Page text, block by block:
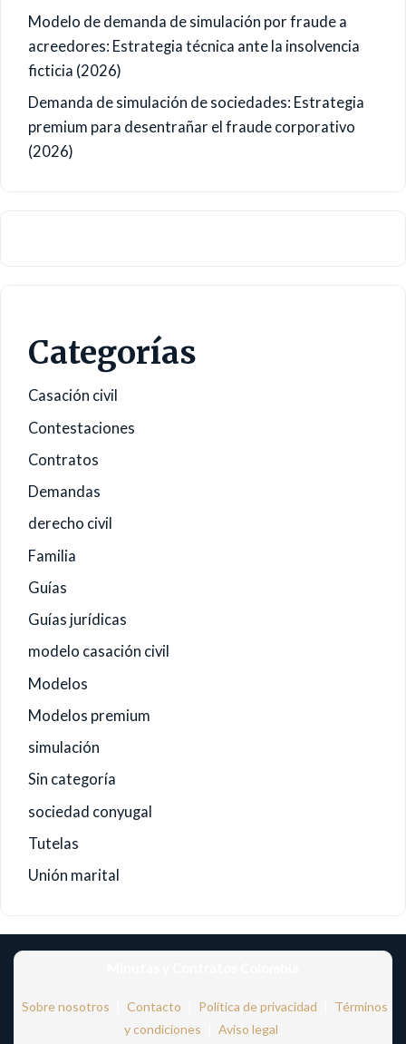
Modelo de demanda de simulación por fraude a
acreedores: Estrategia técnica ante la insolvencia
ficticia (2026)
Demanda de simulación de sociedades: Estrategia
premium para desentrañar el fraude corporativo
(2026)
Categorías
Casación civil
Contestaciones
Contratos
Demandas
derecho civil
Familia
Guías
Guías jurídicas
modelo casación civil
Modelos
Modelos premium
simulación
Sin categoría
sociedad conyugal
Tutelas
Unión marital
Sobre nosotros Contacto Política de privacidad
Términos
y condiciones
Aviso legal